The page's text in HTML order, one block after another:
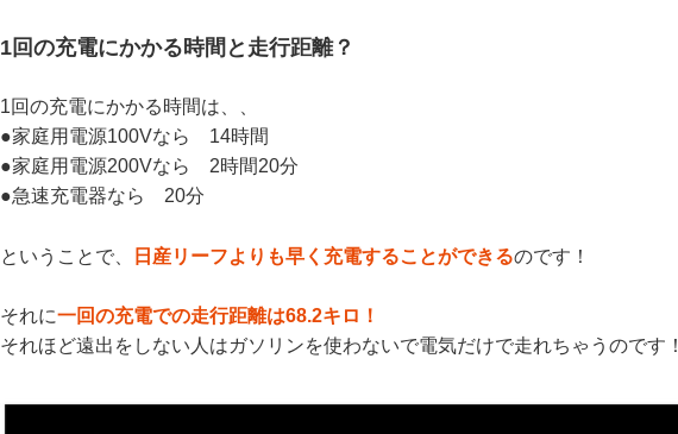
1回の充電にかかる時間と走行距離？
1回の充電にかかる時間は、、
●家庭用電源100Vなら 14時間
●家庭用電源200Vなら 2時間20分
●急速充電器なら 20分
ということで、 日産リーフよりも早く充電することができるのです！
それに一回の充電での走行距離は68.2キロ！
それほど遠出をしない人はガソリンを使わないで電気だけで走れちゃうのです！